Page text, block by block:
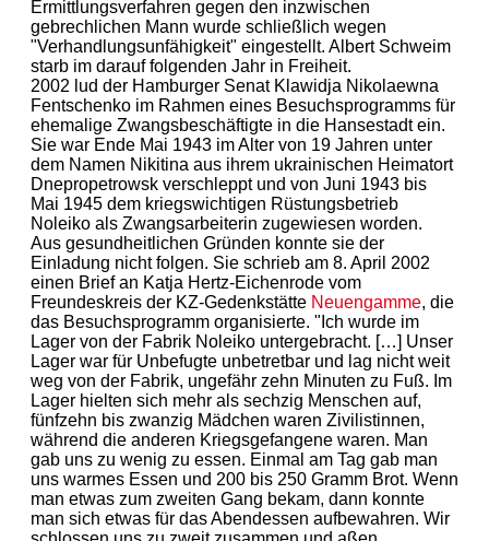
Ermittlungsverfahren gegen den inzwischen
gebrechlichen Mann wurde schließlich wegen
"Verhandlungsunfähigkeit" eingestellt. Albert Schweim
starb im darauf folgenden Jahr in Freiheit.
2002 lud der Hamburger Senat Klawidja Nikolaewna
Fentschenko im Rahmen eines Besuchsprogramms für
ehemalige Zwangsbeschäftigte in die Hansestadt ein.
Sie war Ende Mai 1943 im Alter von 19 Jahren unter
dem Namen Nikitina aus ihrem ukrainischen Heimatort
Dnepropetrowsk verschleppt und von Juni 1943 bis
Mai 1945 dem kriegswichtigen Rüstungsbetrieb
Noleiko als Zwangsarbeiterin zugewiesen worden.
Aus gesundheitlichen Gründen konnte sie der
Einladung nicht folgen. Sie schrieb am 8. April 2002
einen Brief an Katja Hertz-Eichenrode vom
Freundeskreis der KZ-Gedenkstätte Neuengamme, die
das Besuchsprogramm organisierte. "Ich wurde im
Lager von der Fabrik Noleiko untergebracht. […] Unser
Lager war für Unbefugte unbetretbar und lag nicht weit
weg von der Fabrik, ungefähr zehn Minuten zu Fuß. Im
Lager hielten sich mehr als sechzig Menschen auf,
fünfzehn bis zwanzig Mädchen waren Zivilistinnen,
während die anderen Kriegsgefangene waren. Man
gab uns zu wenig zu essen. Einmal am Tag gab man
uns warmes Essen und 200 bis 250 Gramm Brot. Wenn
man etwas zum zweiten Gang bekam, dann konnte
man sich etwas für das Abendessen aufbewahren. Wir